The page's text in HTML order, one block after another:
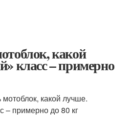
какой
класс – примерно